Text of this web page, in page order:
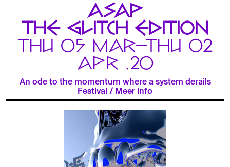
ASAP
THE GLITCH EDITION
THU 05 MAR—THU 02
APR .20
An ode to the momentum where a system derails
Festival / Meer info